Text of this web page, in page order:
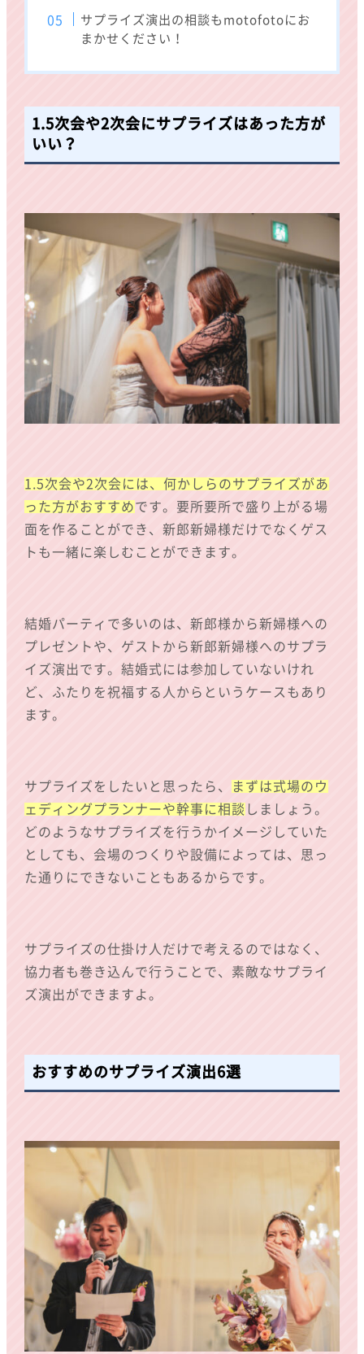
サプライズ演出の相談もmotofotoにお
まかせください！
1.5次会や2次会にサプライズはあった方が
いい？
1.5次会や2次会には、何かしらのサプライズがあ
った方がおすすめです。要所要所で盛り上がる場
面を作ることができ、新郎新婦様だけでなくゲス
トも一緒に楽しむことができます。
結婚パーティで多いのは、新郎様から新婦様への
プレゼントや、ゲストから新郎新婦様へのサプラ
イズ演出です。結婚式には参加していないけれ
ど、ふたりを祝福する人からというケースもあり
ます。
サプライズをしたいと思ったら、
まずは式場のウ
ェディングプランナーや幹事に相談 しましょう。
どのようなサプライズを行うかイメージしていた
としても、会場のつくりや設備によっては、思っ
た通りにできないこともあるからです。
サプライズの仕掛け人だけで考えるのではなく、
協力者も巻き込んで行うことで、素敵なサプライ
ズ演出ができますよ。
おすすめのサプライズ演出6選